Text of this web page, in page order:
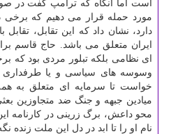
مورد حمله قرار می دهیم كه برخی
دارد، نشان داد كه این تقابل،
ایران متعلق می باشد. حاج قاسم
ای نظامی بلكه تبلور مردی بود كه
وسوسه های سیاسی و یا طرفداری
خواست تا سرمایه ای متعلق به
میادین جبهه و جنگ ضد متجاوزین
محو داعش، برگ زرینی در كارنامه
نام او را تا ابد در دل این ملت زنده